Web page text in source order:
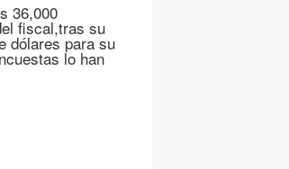
36,000
fiscal,tras su
dólares para su
lo han